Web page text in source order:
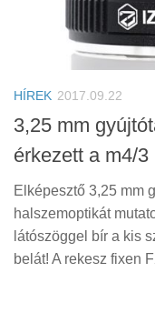
Tanácsok
Érdekességek
Helyszíni Riport
E-BB
HÍREK 2017.09.22
3,25 mm
érkezett a m4/
Elképesztő 3,25 mm
halszemoptikát
látószöggel bír a kis
belát! A rekesz fixen